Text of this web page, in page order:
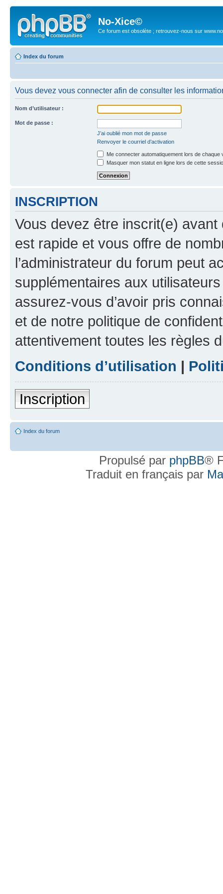
No-Xice©
Ce forum est obsolète ; retrouvez-nous sur
Index du forum
Vous devez vous connecter afin de consulter les
Nom d’utilisateur :
Mot de passe :
J’ai oublié mon mot de passe
Renvoyer le courriel d’activation
Me connecter automatiquement lors de chaque
Masquer mon statut en ligne lors de cette
INSCRIPTION
Vous devez être inscrit(e) avant
est rapide et vous offre de
l’administrateur du forum peut
supplémentaires aux
assurez-vous d’avoir pris
et de notre politique de
attentivement toutes les règles
Conditions d’utilisation |
Inscription
Index du forum
Propulsé par phpBB®
Traduit en français par